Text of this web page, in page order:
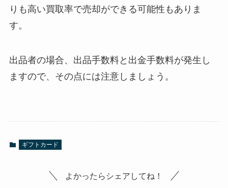
りも高い買取率で売却ができる可能性もありま
す。
出品者の場合、出品手数料と出金手数料が発生し
ますので、その点には注意しましょう。
ギフトカード
よかったらシェアしてね！